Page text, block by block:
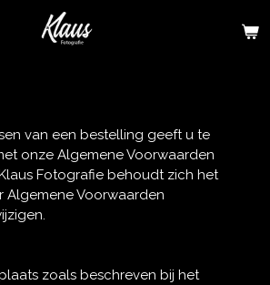
van een bestelling geeft u te
onze Algemene Voorwaarden
Fotografie behoudt zich het
Algemene Voorwaarden
zoals beschreven bij het